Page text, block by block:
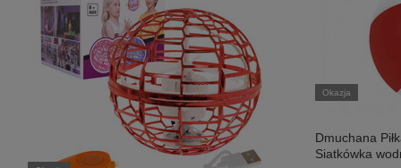
Okazja
Dmuchana
Siatkówka